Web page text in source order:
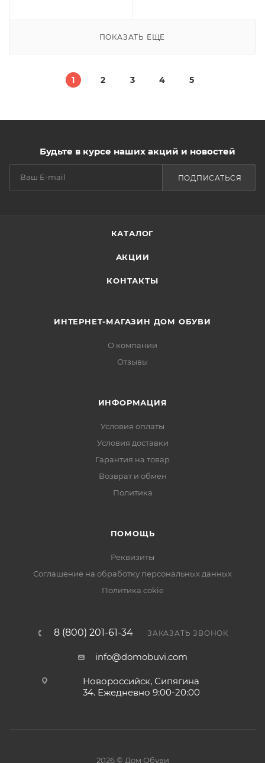
ПОКАЗАТЬ ЕЩЕ
1 2 3 4 5
Будьте в курсе наших акций и новостей
ПОДПИСАТЬСЯ
КАТАЛОГ
АКЦИИ
КОНТАКТЫ
ИНТЕРНЕТ-МАГАЗИН ДОМ ОБУВИ
О компании
Отзывы
ИНФОРМАЦИЯ
Условия оплаты
Условия доставки
Гарантия на товар
Возврат и обмен
Политика
ПОМОЩЬ
Реквизиты
Соглашение на обработку персональных данных
Политика cokie
8 (800) 201-61-34 ЗАКАЗАТЬ ЗВОНОК
info@domobuvi.com
Новороссийск, Сипягина
34. Ежедневно 9:00-20:00
2026 © Дом Обуви